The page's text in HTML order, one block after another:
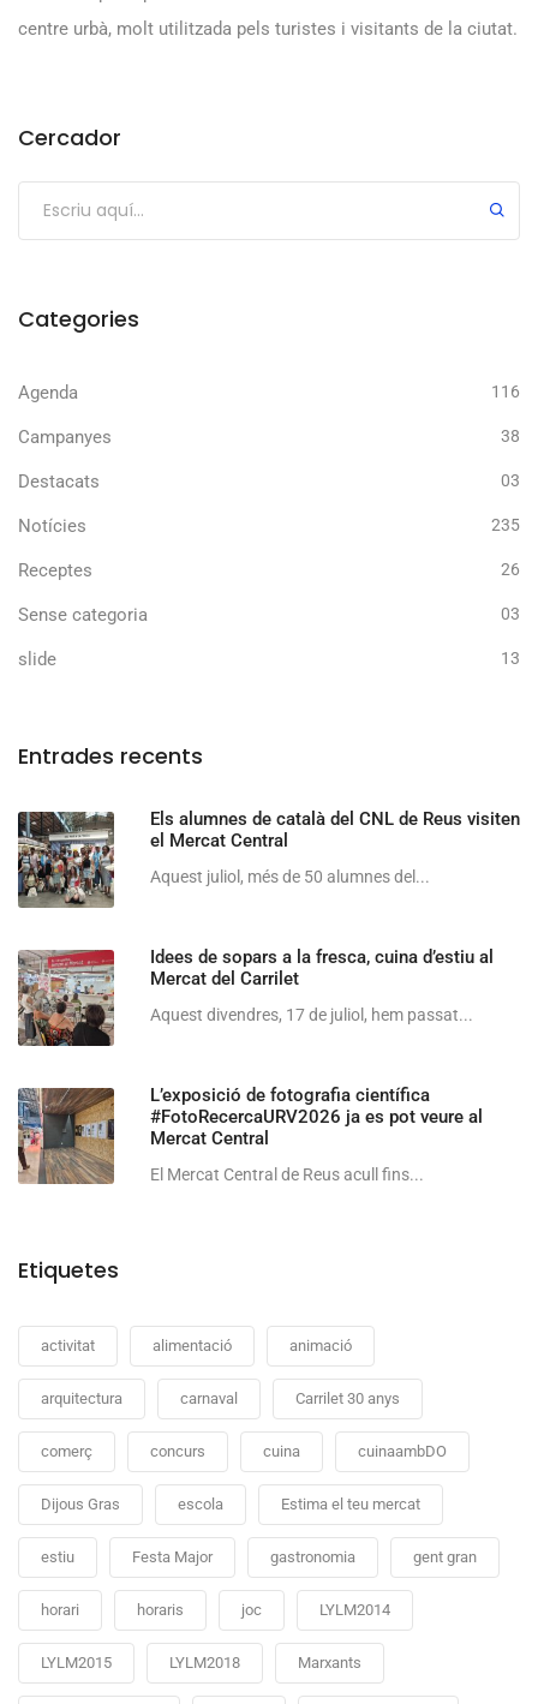
centre urbà, molt utilitzada pels turistes i visitants de la ciutat.
Cercador
Categories
Agenda 116
Campanyes 38
Destacats 03
Notícies 235
Receptes 26
Sense categoria 03
slide 13
Entrades recents
Els alumnes de català del CNL de Reus visiten
el Mercat Central
Aquest juliol, més de 50 alumnes del...
Idees de sopars a la fresca, cuina d’estiu al
Mercat del Carrilet
Aquest divendres, 17 de juliol, hem passat...
L’exposició de fotografia científica
#FotoRecercaURV2026 ja es pot veure al
Mercat Central
El Mercat Central de Reus acull fins...
Etiquetes
activitat alimentació animació
arquitectura carnaval Carrilet 30 anys
comerç concurs cuina cuinaambDO
Dijous Gras escola Estima el teu mercat
estiu Festa Major gastronomia gent gran
horari horaris joc LYLM2014
LYLM2015 LYLM2018 Marxants